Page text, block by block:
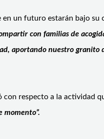
en un futuro estarán bajo su
con familias de
aportando nuestro granito
con respecto a la actividad
momento”.